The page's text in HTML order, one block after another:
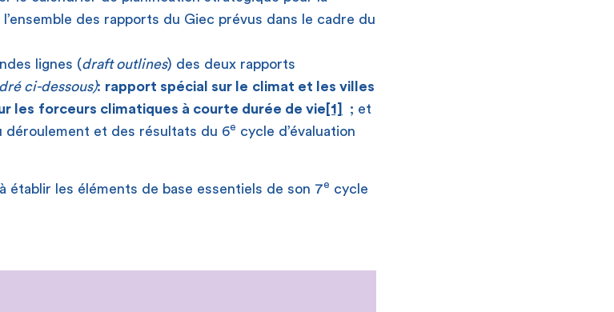
des rapports du Giec prévus dans le cadre du
lignes (draft outlines) des deux rapports
ci-dessous): rapport spécial sur le climat et les villes
les forceurs climatiques à courte durée de vie [1]
; et
déroulement et des résultats du 6e cycle d’évaluation
établir les éléments de base essentiels de son 7e cycle